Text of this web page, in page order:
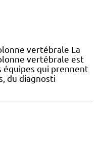
vertébrale La
vertébrale est
qui prennent
du diagnosti